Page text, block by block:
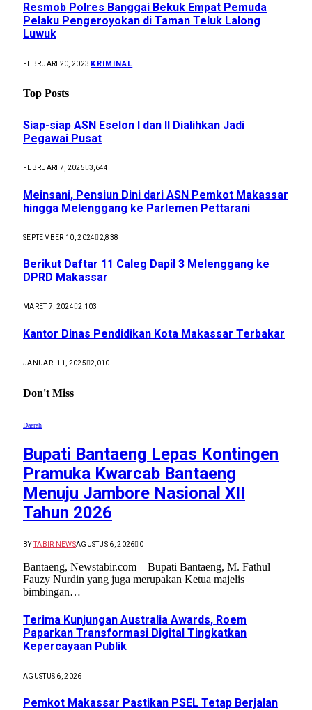
Resmob Polres Banggai Bekuk Empat Pemuda
Pelaku Pengeroyokan di Taman Teluk Lalong
Luwuk
FEBRUARI 20, 2023 KRIMINAL
Top Posts
Siap-siap ASN Eselon I dan II Dialihkan Jadi
Pegawai Pusat
FEBRUARI 7, 2025 3,644
Meinsani, Pensiun Dini dari ASN Pemkot Makassar
hingga Melenggang ke Parlemen Pettarani
SEPTEMBER 10, 2024 2,838
Berikut Daftar 11 Caleg Dapil 3 Melenggang ke
DPRD Makassar
MARET 7, 2024 2,103
Kantor Dinas Pendidikan Kota Makassar Terbakar
JANUARI 11, 2025 2,010
Don't Miss
Daerah
Bupati Bantaeng Lepas Kontingen
Pramuka Kwarcab Bantaeng
Menuju Jambore Nasional XII
Tahun 2026
BY TABIR NEWSAGUSTUS 6, 2026 0
Bantaeng, Newstabir.com – Bupati Bantaeng, M. Fathul
Fauzy Nurdin yang juga merupakan Ketua majelis
bimbingan…
Terima Kunjungan Australia Awards, Roem
Paparkan Transformasi Digital Tingkatkan
Kepercayaan Publik
AGUSTUS 6, 2026
Pemkot Makassar Pastikan PSEL Tetap Berjalan